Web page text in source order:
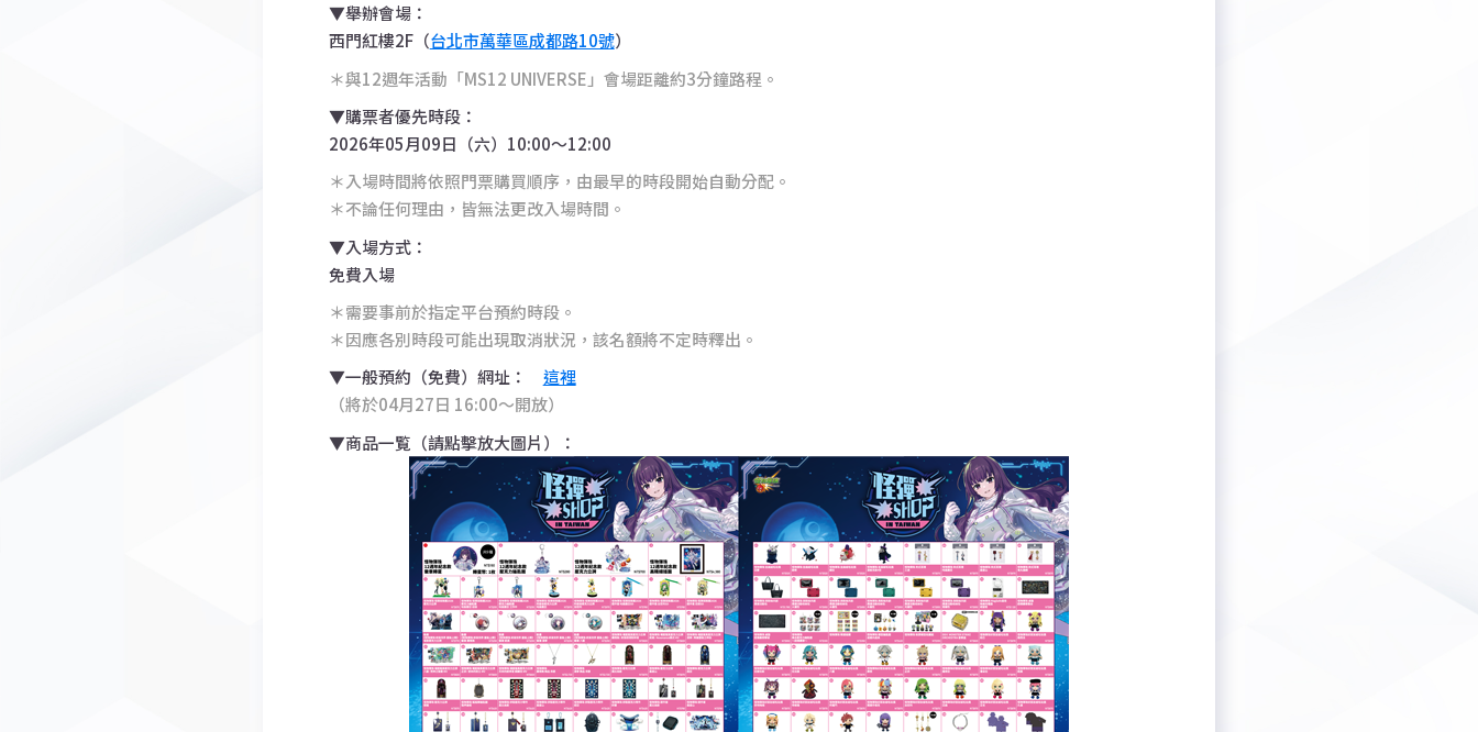
▼舉辦會場：
西門紅樓2F（台北市萬華區成都路10號）
＊與12週年活動「MS12 UNIVERSE」會場距離約3分鐘路程。
▼購票者優先時段：
2026年05月09日（六）10:00～12:00
＊入場時間將依照門票購買順序，由最早的時段開始自動分配。
＊不論任何理由，皆無法更改入場時間。
▼入場方式：
免費入場
＊需要事前於指定平台預約時段。
＊因應各別時段可能出現取消狀況，該名額將不定時釋出。
▼一般預約（免費）網址： 這裡
（將於04月27日 16:00〜開放）
▼商品一覧（請點擊放大圖片）：